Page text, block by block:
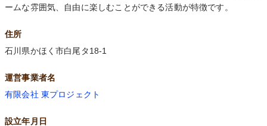
ームな雰囲気、自由に楽しむことができる活動が特徴です。
住所
石川県かほく市白尾タ18-1
運営事業者名
有限会社 東プロジェクト
設立年月日